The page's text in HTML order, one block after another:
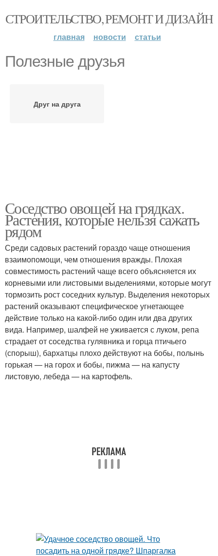
СТРОИТЕЛЬСТВО, РЕМОНТ И ДИЗАЙН
главная новости статьи
Полезные друзья
Друг на друга
Соседство овощей на грядках.
Растения, которые нельзя сажать
рядом
Среди садовых растений гораздо чаще отношения
взаимопомощи, чем отношения вражды. Плохая
совместимость растений чаще всего объясняется их
корневыми или листовыми выделениями, которые могут
тормозить рост соседних культур. Выделения некоторых
растений оказывают специфическое угнетающее
действие только на какой-либо один или два других
вида. Например, шалфей не уживается с луком, репа
страдает от соседства гулявника и горца птичьего
(спорыш), бархатцы плохо действуют на бобы, полынь
горькая — на горох и бобы, пижма — на капусту
листовую, лебеда — на картофель.